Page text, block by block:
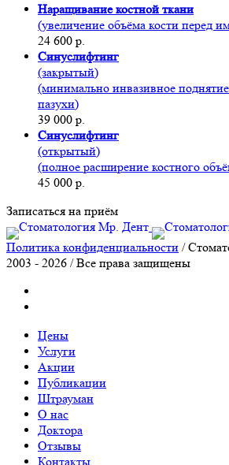
Наращивание костной ткани
(увеличение объёма кости перед
24 600 р.
Синуслифтинг
(закрытый)
(минимально инвазивное
пазухи)
39 000 р.
Синуслифтинг
(открытый)
(полное расширение костного
45 000 р.
Записаться на приём
Политика конфиденциальности /
2003 - 2026 / Все права защищены
Цены
Услуги
Акции
Публикации
Штрауман
О нас
Доктора
Отзывы
Контакты